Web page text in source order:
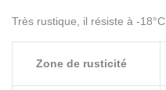
Très rustique, il résiste à -18°C.
Zone de rusticité